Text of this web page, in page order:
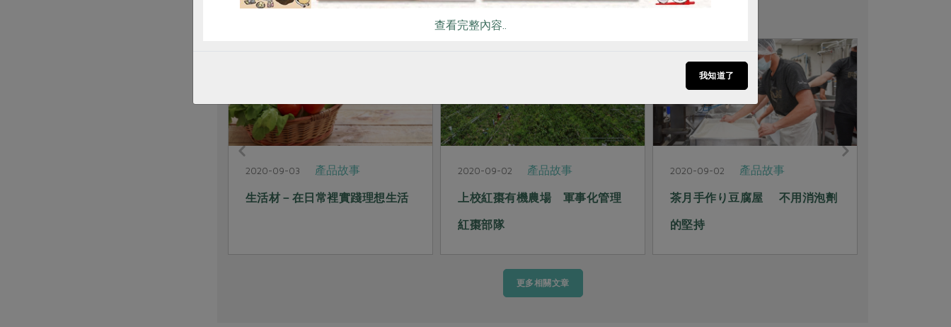
2020-09-02 產品故事
茶月手作り豆腐屋 不用消泡劑
2020-09-01 產品故事
有機玫瑰花茶－不用藥、不施
肥，與自然共存
2020-09-01 產品故事
不簡單的簡單原味 無添加貢丸
更多相關文章
查看完整內容..
我知道了